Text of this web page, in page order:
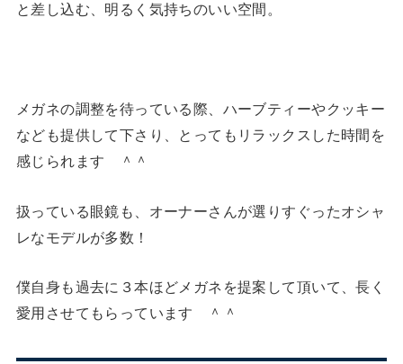
と差し込む、明るく気持ちのいい空間。
メガネの調整を待っている際、ハーブティーやクッキー
なども提供して下さり、とってもリラックスした時間を
感じられます ＾＾
扱っている眼鏡も、オーナーさんが選りすぐったオシャ
レなモデルが多数！
僕自身も過去に３本ほどメガネを提案して頂いて、長く
愛用させてもらっています ＾＾